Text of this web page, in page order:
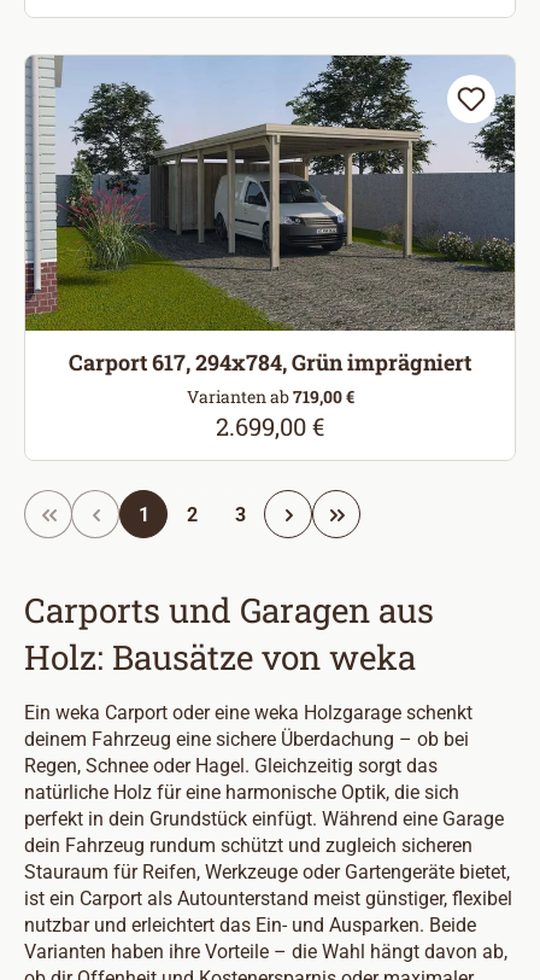
Carport 617, 294x784, Grün imprägniert
Varianten ab719,00 €
Regulärer Preis:
2.699,00 €
Seite
1 Seite
2 Seite
3
Carports und Garagen aus
Holz: Bausätze von weka
Ein weka Carport oder eine weka Holzgarage schenkt
deinem Fahrzeug eine sichere Überdachung – ob bei
Regen, Schnee oder Hagel. Gleichzeitig sorgt das
natürliche Holz für eine harmonische Optik, die sich
perfekt in dein Grundstück einfügt. Während eine Garage
dein Fahrzeug rundum schützt und zugleich sicheren
Stauraum für Reifen, Werkzeuge oder Gartengeräte bietet,
ist ein Carport als Autounterstand meist günstiger, flexibel
nutzbar und erleichtert das Ein- und Ausparken. Beide
Varianten haben ihre Vorteile – die Wahl hängt davon ab,